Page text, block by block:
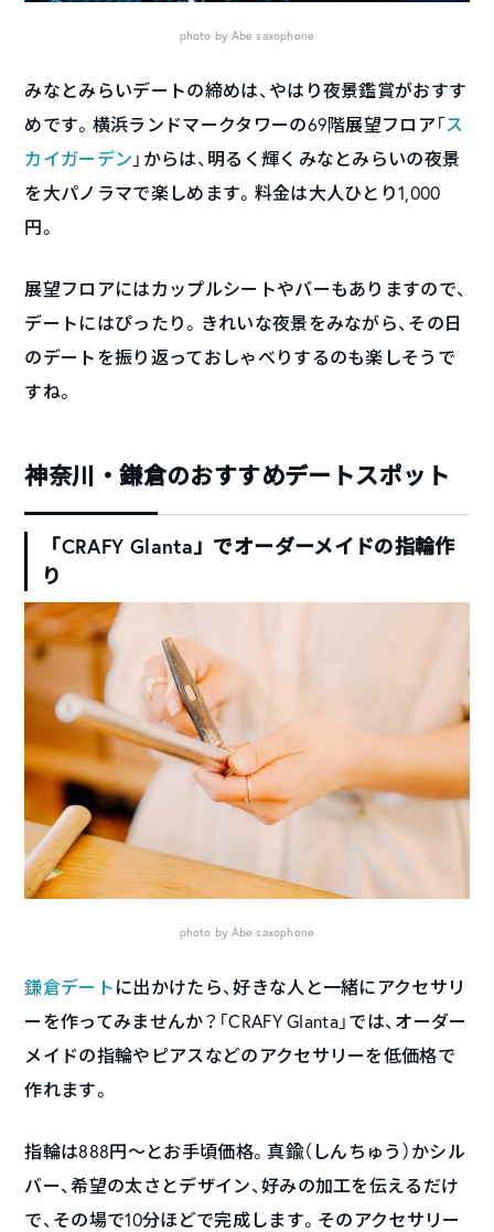
photo by Abe saxophone
みなとみらいデートの締めは、やはり夜景鑑賞がおすす
めです。横浜ランドマークタワーの69階展望フロア「ス
カイガーデン 」からは、明るく輝くみなとみらいの夜景
を大パノラマで楽しめます。料金は大人ひとり1,000
円。
展望フロアにはカップルシートやバーもありますので、
デートにはぴったり。きれいな夜景をみながら、その日
のデートを振り返っておしゃべりするのも楽しそうで
すね。
神奈川・鎌倉のおすすめデートスポット
「CRAFY Glanta」でオーダーメイドの指輪作
り
photo by Abe saxophone
鎌倉デート に出かけたら、好きな人と一緒にアクセサリ
ーを作ってみませんか？「CRAFY Glanta」では、オーダー
メイドの指輪やピアスなどのアクセサリーを低価格で
作れます。
指輪は888円〜とお手頃価格。真鍮（しんちゅう）かシル
バー、希望の太さとデザイン、好みの加工を伝えるだけ
で、その場で10分ほどで完成します。そのアクセサリー